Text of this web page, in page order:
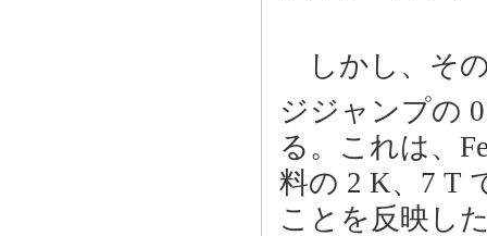
しかし、そ
ジジャンプの
る。これは、
料の 2 K、7 T
ことを反映し